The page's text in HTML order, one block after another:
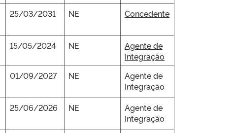
25/03/2031 NE Concedente
15/05/2024 NE
Agente de
Integração
01/09/2027 NE
Agente de
Integração
25/06/2026 NE
Agente de
Integração